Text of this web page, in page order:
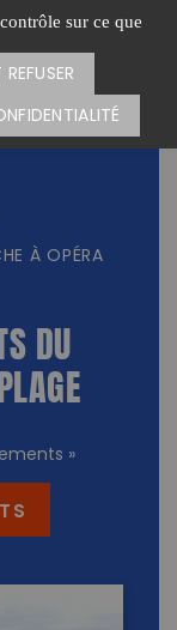
sur ce que
DON
À OPÉRA
DU
»